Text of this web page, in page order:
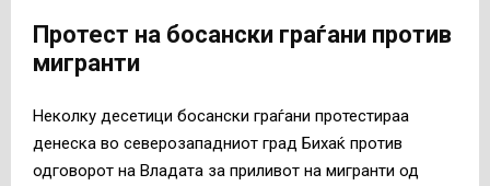
Протест на босански граѓани против
мигранти
Неколку десетици босански граѓани протестираа
денеска во северозападниот град Бихаќ против
одговорот на Владата за приливот на мигранти од